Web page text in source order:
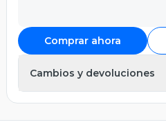
Comprar ahora
Cambios y devoluciones